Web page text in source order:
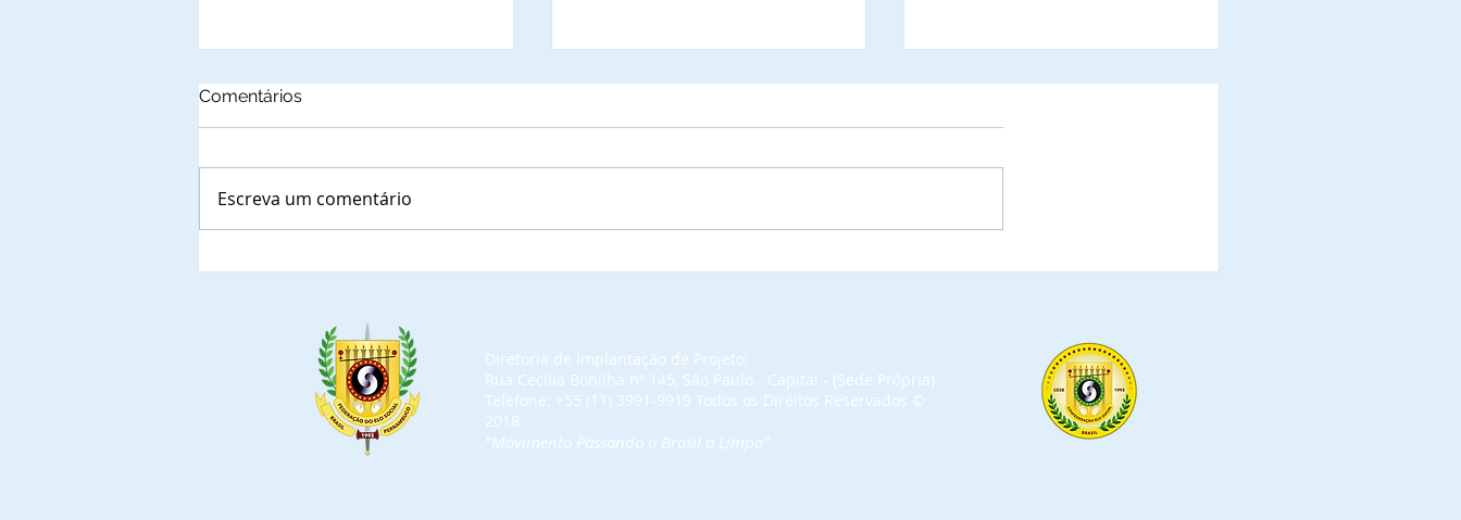
prioridade para indicar
representante a ocupar
lugar à Mesa de
Autoridades nos eventos de
Lançamento do Projeto
Social do Cidadão
de Títulos de
Comendadores e
Embaixadoras da Ordem do
solene.
Comendadores e
Embaixadoras do Elo Social,
seguida de jantar solene.
Comentários
Escreva um comentário
Diretoria de Implantação de Projeto:
Rua Cecília Bonilha nº 145, São Paulo - Capital - (Sede Própria)
Telefone: +55 (11) 3991-9919 Todos os Direitos Reservados​ ©
2018
"Movimento Passando o Brasil a Limpo"